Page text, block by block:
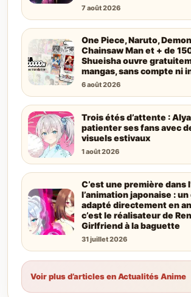
7 août 2026
One Piece, Naruto,
Chainsaw Man et + de
Shueisha ouvre
mangas, sans compte ni
6 août 2026
Trois étés d’attente :
patienter ses fans avec
visuels estivaux
1 août 2026
C’est une première dans
l’animation japonaise :
adapté directement en
c’est le réalisateur de
Girlfriend à la baguette
31 juillet 2026
Voir plus d’articles en Actualités Anime